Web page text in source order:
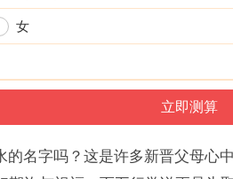
女
的名字吗？这是许多新晋父母心